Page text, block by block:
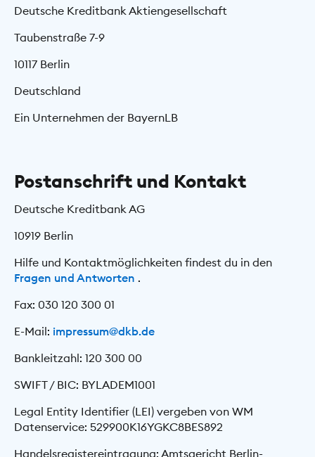
Deutsche Kreditbank Aktiengesellschaft
Taubenstraße 7-9
10117 Berlin
Deutschland
Ein Unternehmen der BayernLB
Postanschrift und Kontakt
Deutsche Kreditbank AG
10919 Berlin
Hilfe und Kontaktmöglichkeiten findest du in den
Fragen und Antworten .
Fax: 030 120 300 01
E-Mail: impressum@dkb.de
Bankleitzahl: 120 300 00
SWIFT / BIC: BYLADEM1001
Legal Entity Identifier (LEI) vergeben von WM
Datenservice: 529900K16YGKC8BES892
Handelsregistereintragung: Amtsgericht Berlin-